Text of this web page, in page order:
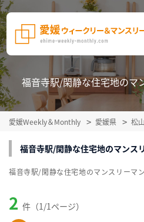
福音寺駅/閑静な住宅地のマ
愛媛Weekly＆Monthly 愛媛県 松
福音寺駅/閑静な住宅地のマンス
2 件（1/1ページ）